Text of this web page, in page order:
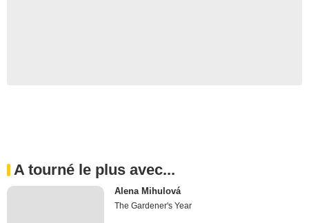
A tourné le plus avec...
Alena Mihulová
The Gardener's Year